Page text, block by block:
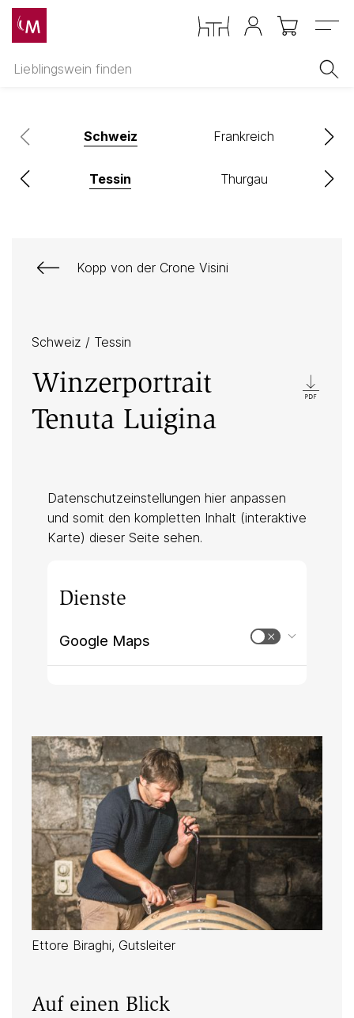
Menu
Schweiz Frankreich
Tessin Thurgau
Kopp von der Crone Visini
Schweiz / Tessin
Winzerportrait
Tenuta Luigina
Datenschutzeinstellungen hier anpassen
und somit den kompletten Inhalt (interaktive
Karte) dieser Seite sehen.
Dienste
Google Maps
Ettore Biraghi, Gutsleiter
Auf einen Blick